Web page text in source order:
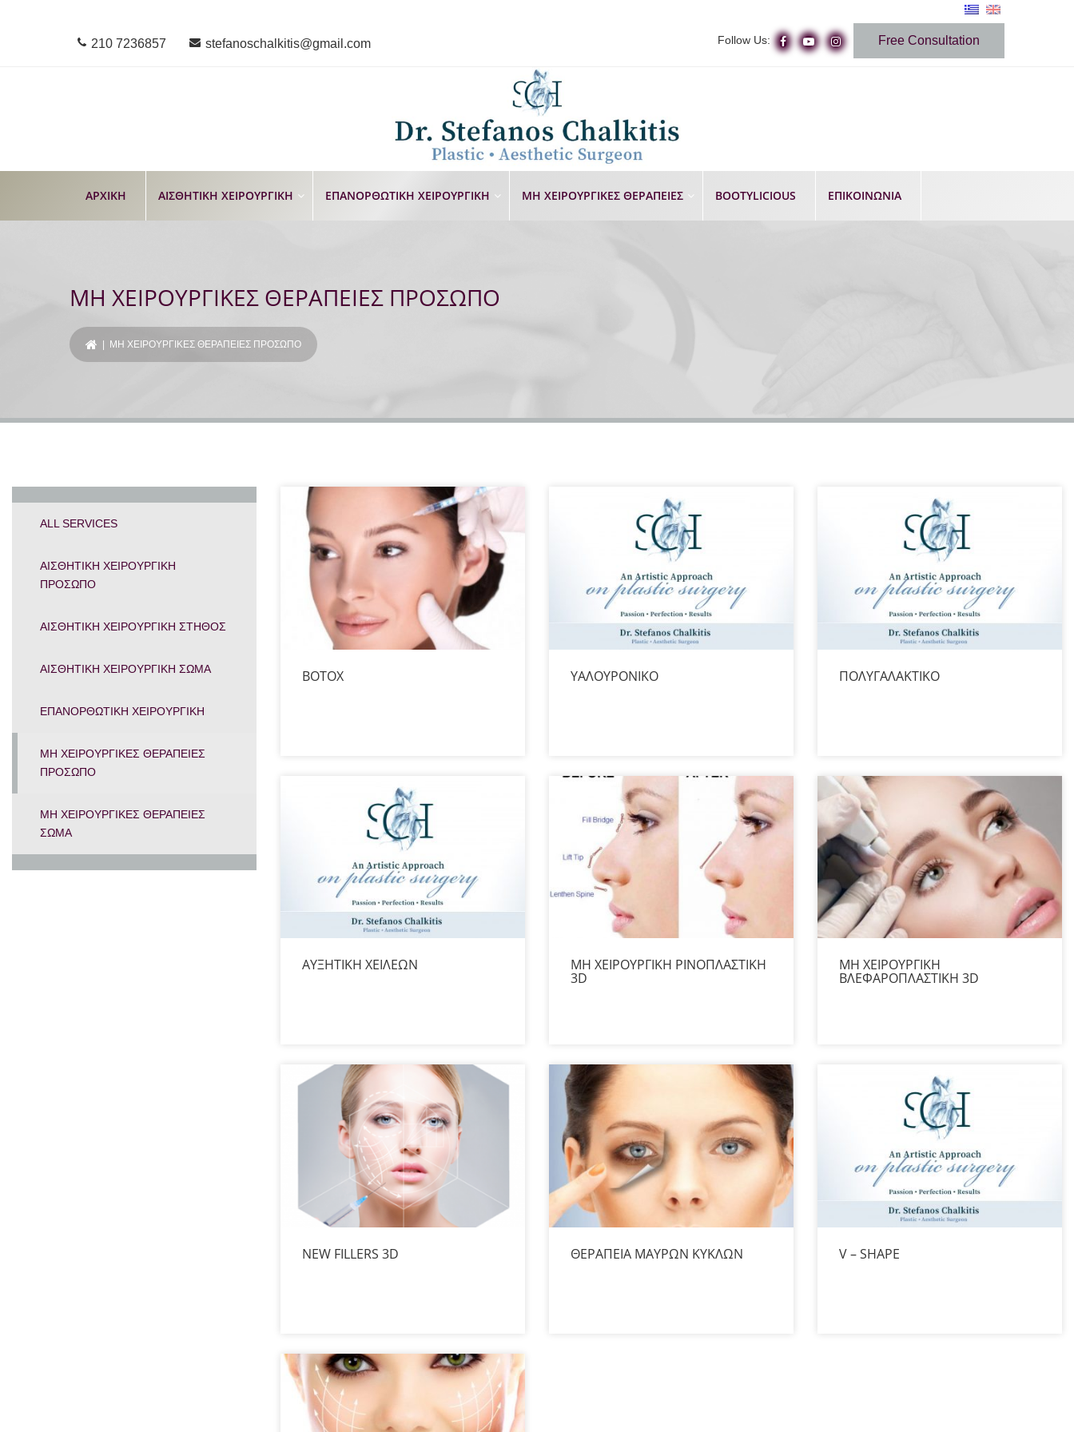
210 7236857 stefanoschalkitis@gmail.com Free Consultation
Follow Us:
ΑΡΧΙΚΗ ΑΙΣΘΗΤΙΚΗ ΧΕΙΡΟΥΡΓΙΚΗ ΕΠΑΝΟΡΘΩΤΙΚΗ ΧΕΙΡΟΥΡΓΙΚΗ ΜΗ ΧΕΙΡΟΥΡΓΙΚΕΣ ΘΕΡΑΠΕΙΕΣ BOOTYLICIOUS ΕΠΙΚΟΙΝΩΝΙΑ
ΜΗ ΧΕΙΡΟΥΡΓΙΚΕΣ ΘΕΡΑΠΕΙΕΣ ΠΡΟΣΩΠΟ
| ΜΗ ΧΕΙΡΟΥΡΓΙΚΕΣ ΘΕΡΑΠΕΙΕΣ ΠΡΟΣΩΠΟ
ALL SERVICES
ΑΙΣΘΗΤΙΚΗ ΧΕΙΡΟΥΡΓΙΚΗ
ΠΡΟΣΩΠΟ
ΑΙΣΘΗΤΙΚΗ ΧΕΙΡΟΥΡΓΙΚΗ ΣΤΗΘΟΣ
ΑΙΣΘΗΤΙΚΗ ΧΕΙΡΟΥΡΓΙΚΗ ΣΩΜΑ
ΕΠΑΝΟΡΘΩΤΙΚΗ ΧΕΙΡΟΥΡΓΙΚΗ
ΜΗ ΧΕΙΡΟΥΡΓΙΚΕΣ ΘΕΡΑΠΕΙΕΣ
ΠΡΟΣΩΠΟ
ΜΗ ΧΕΙΡΟΥΡΓΙΚΕΣ ΘΕΡΑΠΕΙΕΣ
ΣΩΜΑ
BOTOX ΥΑΛΟΥΡΟΝΙΚΟ ΠΟΛΥΓΑΛΑΚΤΙΚΟ
ΑΥΞΗΤΙΚΗ ΧΕΙΛΕΩΝ ΜΗ ΧΕΙΡΟΥΡΓΙΚΗ ΡΙΝΟΠΛΑΣΤΙΚΗ
3D
ΜΗ ΧΕΙΡΟΥΡΓΙΚΗ
ΒΛΕΦΑΡΟΠΛΑΣΤΙΚΗ 3D
NEW FILLERS 3D ΘΕΡΑΠΕΙΑ ΜΑΥΡΩΝ ΚΥΚΛΩΝ V – SHAPE